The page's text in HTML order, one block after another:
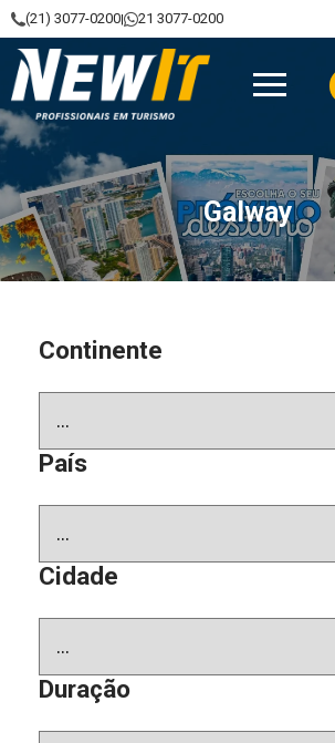
(21) 3077-0200 21 3077-0200
NewIt - Profissionais em Turismo
Galway
Continente
País
Cidade
Duração